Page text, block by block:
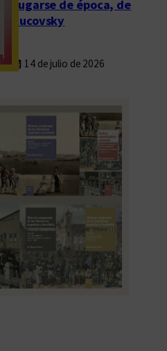
Fugarse de época, de
Rucovsky
14 de julio de 2026